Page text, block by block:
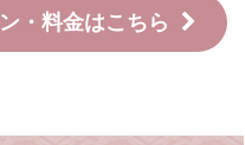
・料金はこちら